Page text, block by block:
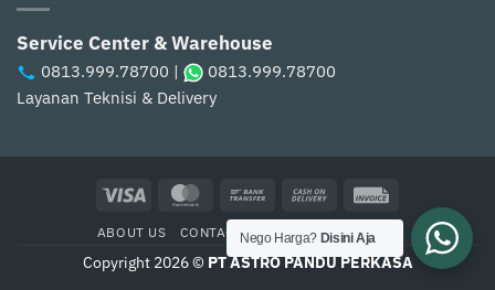
Service Center & Warehouse
0813.999.78700 | 0813.999.78700
Layanan Teknisi & Delivery
Visa MasterCardBank
Transfer
Cash
On
Delivery
ABOUT US CONTACT US CARA PEMBELIAN
Copyright 2026 © PT ASTRO PANDU PERKASA
Nego Harga? Disini Aja